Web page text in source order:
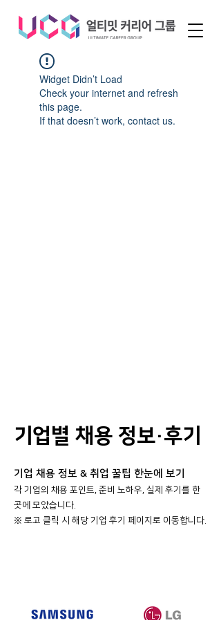
Widget Didn’t Load
Check your internet and refresh
this page.
If that doesn’t work, contact us.
기업별 채용 정보·후기
기업 채용 정보 & 취업 꿀팁 한눈에 보기
각 기업의 채용 포인트, 준비 노하우, 실제 후기를 한
곳에 모았습니다.
​※ 로고 클릭 시 해당 기업 후기 페이지로 이동합니다.